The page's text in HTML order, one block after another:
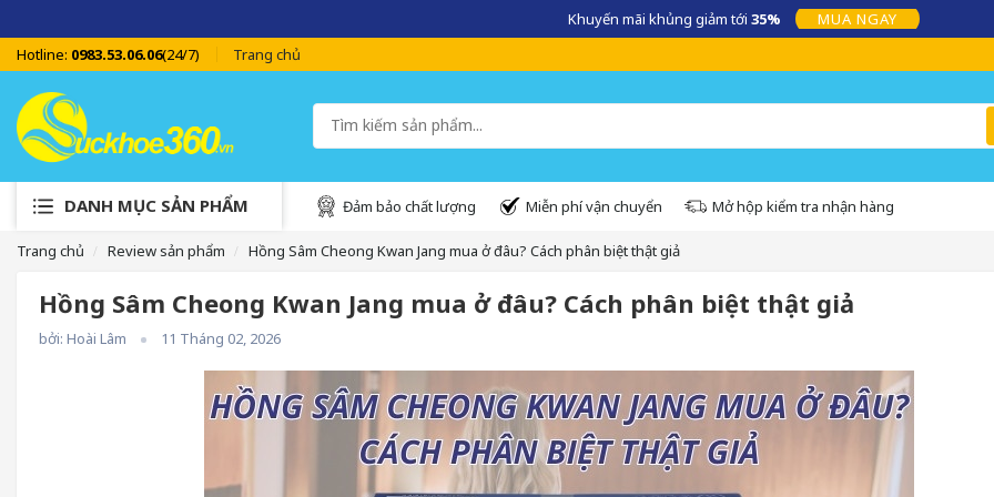
SUCKHOE360.VN – Kênh cung cấp những sản phẩm chính hãng uy tín, an toàn,
Hotline: 0983.53.06.06(24/7) Trang chủ
DANH MỤC SẢN PHẨM Đảm bảo chất lượng Miễn phí vận chuyển Mở hộp kiểm tra nhận hàng
Trang chủ Review sản phẩm Hồng Sâm Cheong Kwan Jang mua ở đâu? Cách phân biệt thật giả
Hồng Sâm Cheong Kwan Jang mua ở đâu? Cách phân biệt thật giả
bởi: Hoài Lâm 11 Tháng 02, 2026